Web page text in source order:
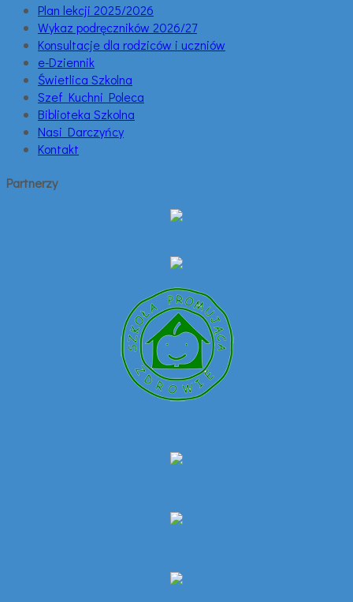
Plan lekcji 2025/2026
Wykaz podręczników 2026/27
Konsultacje dla rodziców i uczniów
e-Dziennik
Świetlica Szkolna
Szef Kuchni Poleca
Biblioteka Szkolna
Nasi Darczyńcy
Kontakt
Partnerzy